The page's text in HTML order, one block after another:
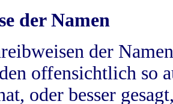
der Namen
der
offensichtlich so
oder besser